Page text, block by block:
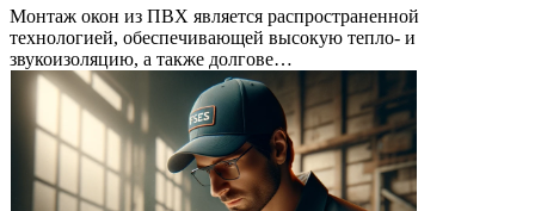
Монтаж окон из ПВХ является распространенной
технологией, обеспечивающей высокую тепло- и
звукоизоляцию, а также долгове…